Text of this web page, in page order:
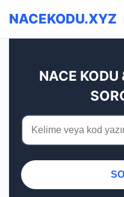
NACEKODU.XYZ
NACE KODU